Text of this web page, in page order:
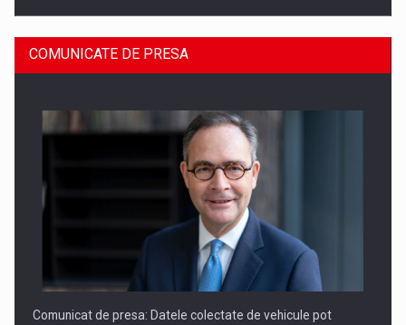
SAPTE PERSONALITATI DIN MEDIUL DE AFACERI, ACADEMIC
COMUNICATE DE PRESA
Comunicat de presa: Datele colectate de vehicule pot